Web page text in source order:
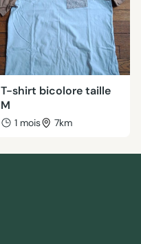
T-shirt bicolore taille
M
1 mois 7km